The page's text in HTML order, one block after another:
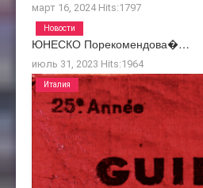
март 16, 2024 Hits:1797
ЮНЕСКО Порекомендова�…
июль 31, 2023 Hits:1964
Новости
Италия